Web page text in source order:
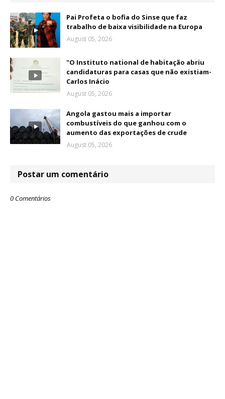
Pai Profeta o bofia do Sinse que faz
trabalho de baixa visibilidade na Europa
August 05, 2026
"O Instituto national de habitação abriu
candidaturas para casas que não existiam-
Carlos Inácio
August 05, 2026
Angola gastou mais a importar
combustíveis do que ganhou com o
aumento das exportações de crude
August 05, 2026
Postar um comentário
0 Comentários